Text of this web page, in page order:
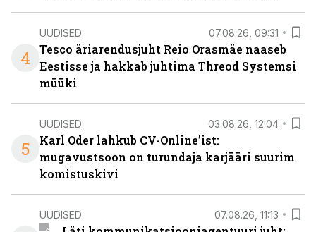
4
UUDISED 07.08.26, 09:31
Tesco äriarendusjuht Reio Orasmäe naaseb
Eestisse ja hakkab juhtima Threod Systemsi
müüki
5
UUDISED 03.08.26, 12:04
Karl Oder lahkub CV-Online’ist:
mugavustsoon on turundaja karjääri suurim
komistuskivi
UUDISED 07.08.26, 11:13